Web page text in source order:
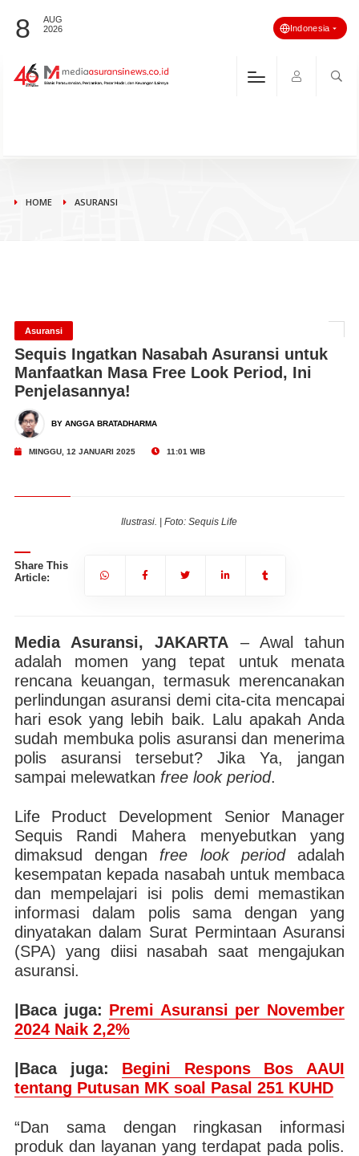
8
AUG
2026
Indonesia
HOME ASURANSI
Asuransi
Sequis Ingatkan Nasabah Asuransi untuk
Manfaatkan Masa Free Look Period, Ini
Penjelasannya!
BY ANGGA BRATADHARMA
MINGGU, 12 JANUARI 2025 11:01 WIB
Ilustrasi. | Foto: Sequis Life
Share This
Article:
Media Asuransi, JAKARTA – Awal tahun
adalah momen yang tepat untuk menata
rencana keuangan, termasuk merencanakan
perlindungan asuransi demi cita-cita mencapai
hari esok yang lebih baik. Lalu apakah Anda
sudah membuka polis asuransi dan menerima
polis asuransi tersebut? Jika Ya, jangan
sampai melewatkan free look period.
Life Product Development Senior Manager
Sequis Randi Mahera menyebutkan yang
dimaksud dengan free look periodadalah
kesempatan kepada nasabah untuk membaca
dan mempelajari isi polis demi memastikan
informasi dalam polis sama dengan yang
dinyatakan dalam Surat Permintaan Asuransi
(SPA) yang diisi nasabah saat mengajukan
asuransi.
|Baca juga: Premi Asuransi per November
2024 Naik 2,2%
|Baca juga: Begini Respons Bos AAUI
tentang Putusan MK soal Pasal 251 KUHD
“Dan sama dengan ringkasan informasi
produk dan layanan yang terdapat pada polis.